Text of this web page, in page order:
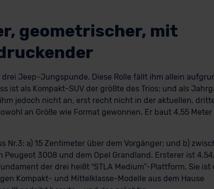
geometrischer, mit
Jeep-Jungspunde. Diese Rolle fällt ihm allein
ist als Kompakt-SUV der größte des Trios; und als
jedoch nicht an, erst recht nicht in der aktuellen,
an Größe wie Format gewonnen. Er baut 4,55 Meter
Nr.3: a) 15 Zentimeter über dem Vorgänger; und b)
3008 und dem Opel Grandland. Ersterer ist 4,54,
der drei heißt “STLA Medium”-Plattform. Sie ist
Kompakt- und Mittelklasse-Modelle aus dem Hause